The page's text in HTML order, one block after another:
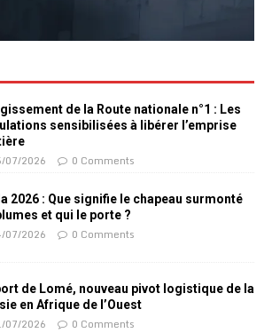
de la Route nationale n°1 : Les
sensibilisées à libérer l’emprise
07/2026 0 Comments
2026 : Que signifie le chapeau surmonté
et qui le porte ?
07/2026 0 Comments
de Lomé, nouveau pivot logistique de la
en Afrique de l’Ouest
07/2026 0 Comments